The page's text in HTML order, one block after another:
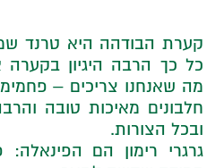
קערת הבודהה היא טרנד
כל כך הרבה היגיון
מה שאנחנו צריכים –
חלבונים מאיכות טובה
ובכל הצורות.
גרגרי רימון הם הפינאלה: